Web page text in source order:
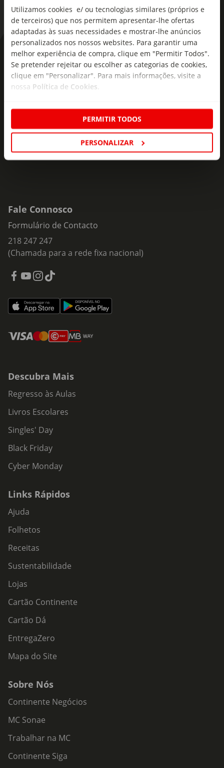
Utilizamos cookies e/ ou tecnologias similares (próprios e
de terceiros) que nos permitem apresentar-lhe ofertas
adaptadas às suas necessidades e mostrar-lhe anúncios
personalizados nos nossos websites. Para garantir uma
melhor experiência de compra, clique em "Permitir Todos".
Se pretender rejeitar ou escolher as categorias de cookies,
clique em "Personalizar". Para mais informações, visite a
nossa Política de Cookies.
PERMITIR TODOS
PERSONALIZAR
As novidades mais frescas no
seu e-mail!
Subscreva e descubra campanhas exclusivas,
mail
Subscrever
Fale Connosco
Formulário de Contacto
218 247 247
(Chamada para a rede fixa nacional)
Descubra Mais
Regresso às Aulas
Livros Escolares
Singles' Day
Black Friday
Cyber Monday
Links Rápidos
Ajuda
Folhetos
Receitas
Sustentabilidade
Lojas
Cartão Continente
Cartão Dá
EntregaZero
Mapa do Site
Sobre Nós
Continente Negócios
MC Sonae
Trabalhar na MC
Continente Siga